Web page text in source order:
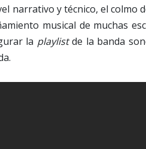
narrativo y técnico, el colmo
musical de muchas
la playlistde la banda